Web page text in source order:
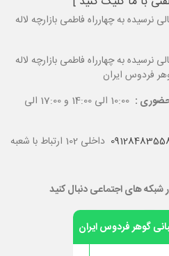
نرسیده به چهارراه فاطمی بازارچه لاله
نرسیده به چهارراه فاطمی بازارچه لاله
:
10:00 الی 14:00 و 17:00 الی
داخلی 102 ارتباط با شعبه
شبکه های اجتماعی دنبال کنید
گوهر فردوس ایران